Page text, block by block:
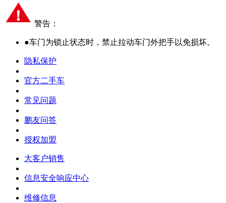
警告：
●车门为锁止状态时，禁止拉动车门外把手以免损坏。
隐私保护
官方二手车
常见问题
鹏友问答
授权加盟
大客户销售
信息安全响应中心
维修信息